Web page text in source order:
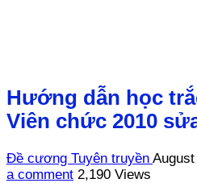
Hướng dẫn học
Viên chức 2010
Đề cương Tuyên truyền
a comment 2,190 Views